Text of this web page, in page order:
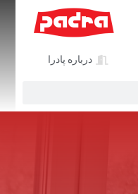
درباره پادرا